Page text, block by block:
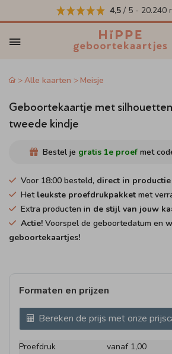
4,5 / 5 - 20.240
Alle kaarten Meisje
Geboortekaartje met
tweede kindje
Bestel je gratis 1e proef met
Voor 18:00 besteld, direct in productie
Het leukste proefdrukpakket met
Extra producten in de stijl van jouw
Actie! Voorspel de geboortedatum en
geboortekaartjes!
Formaten en prijzen
Bereken de prijs met onze
Proefdruk
vanaf 1,00